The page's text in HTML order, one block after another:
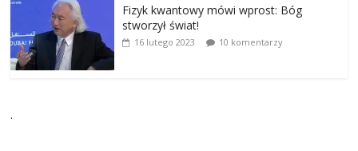
Fizyk kwantowy mówi wprost: Bóg
stworzył świat!
16 lutego 2023 10 komentarzy
.